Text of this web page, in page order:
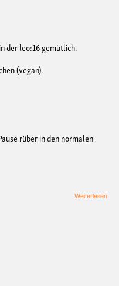
der leo:16 gemütlich.
(vegan).
rüber in den normalen
Weiterlesen